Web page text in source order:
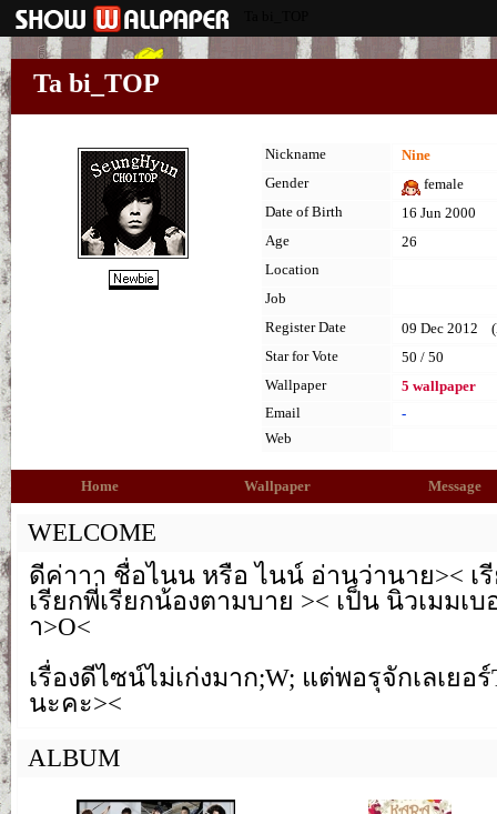
Ta bi_TOP
Nickname
Nine
Gender
female
Date of Birth
16 Jun 2000
Age
26
Location
Job
Register Date
09 Dec 2012
Star for Vote
50 / 50
Wallpaper
5 wallpaper
Email
-
Web
Home Wallpaper Message
WELCOME
ดีค่าาา ชื่อไนน หรือ ไนน์ อ่านว่านาย>< เ
เรียกพี่เรียกน้องตามบาย >< เป็น นิวเมมเ
า>O<
เรื่องดีไซน์ไม่เก่งมาก;W; แต่พอรุจักเลเย
นะคะ><
ALBUM